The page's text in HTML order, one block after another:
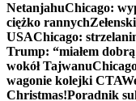
NetanjahuChicago:
ciężko rannych
USAChicago:
Trump: “miałem
wokół Tajwanu
wagonie kolejki CTA
Christmas!Poradnik